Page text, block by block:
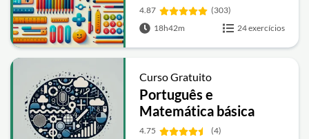
4.87
(303)
18h42m
24 exercícios
Curso Gratuito
Português e
Matemática básica
4.75 (4)